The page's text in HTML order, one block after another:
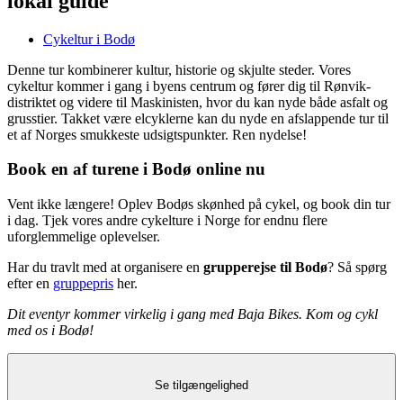
Cykeltur i Bodø
Denne tur kombinerer kultur, historie og skjulte steder. Vores
cykeltur kommer i gang i byens centrum og fører dig til Rønvik-
distriktet og videre til Maskinisten, hvor du kan nyde både asfalt og
grusstier. Takket være elcyklerne kan du nyde en afslappende tur til
et af Norges smukkeste udsigtspunkter. Ren nydelse!
Book en af turene i Bodø online nu
Vent ikke længere! Oplev Bodøs skønhed på cykel, og book din tur
i dag. Tjek vores andre cykelture i Norge for endnu flere
uforglemmelige oplevelser.
Har du travlt med at organisere en grupperejse til Bodø? Så spørg
efter en gruppepris her.
Dit eventyr kommer virkelig i gang med Baja Bikes. Kom og cykl
med os i Bodø!
Se tilgængelighed